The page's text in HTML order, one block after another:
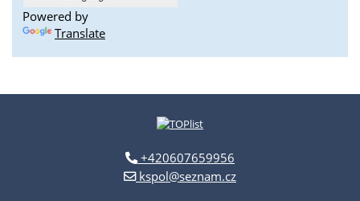
Powered by
Translate
+420607659956
kspol@seznam.cz